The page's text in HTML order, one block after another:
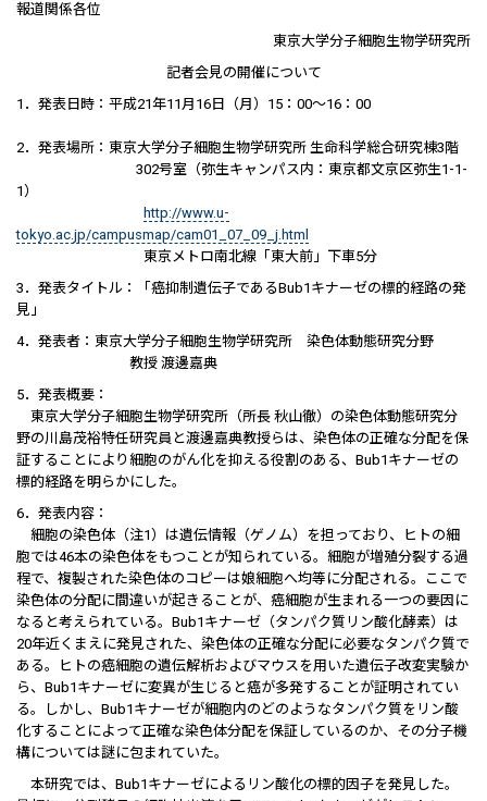
報道関係各位
東京大学分子細胞生物学研究所
記者会見の開催について
1．発表日時：平成21年11月16日（月）15：00～16：00
2．発表場所：東京大学分子細胞生物学研究所 生命科学総合研究棟3階
302号室（弥生キャンパス内：東京都文京区弥生1-1-
1）
http://www.u-
tokyo.ac.jp/campusmap/cam01_07_09_j.html
東京メトロ南北線「東大前」下車5分
3．発表タイトル：「癌抑制遺伝子であるBub1キナーゼの標的経路の発
見｣
4．発表者：東京大学分子細胞生物学研究所 染色体動態研究分野
教授 渡邊嘉典
5．発表概要：
東京大学分子細胞生物学研究所（所長 秋山徹）の染色体動態研究分
野の川島茂裕特任研究員と渡邊嘉典教授らは、染色体の正確な分配を保
証することにより細胞のがん化を抑える役割のある、Bub1キナーゼの
標的経路を明らかにした。
6．発表内容：
細胞の染色体（注1）は遺伝情報（ゲノム）を担っており、ヒトの細
胞では46本の染色体をもつことが知られている。細胞が増殖分裂する過
程で、複製された染色体のコピーは娘細胞へ均等に分配される。ここで
染色体の分配に間違いが起きることが、癌細胞が生まれる一つの要因に
なると考えられている。Bub1キナーゼ（タンパク質リン酸化酵素）は
20年近くまえに発見された、染色体の正確な分配に必要なタンパク質で
ある。ヒトの癌細胞の遺伝解析およびマウスを用いた遺伝子改変実験か
ら、Bub1キナーゼに変異が生じると癌が多発することが証明されてい
る。しかし、Bub1キナーゼが細胞内のどのようなタンパク質をリン酸
化することによって正確な染色体分配を保証しているのか、その分子機
構については謎に包まれていた。
本研究では、Bub1キナーゼによるリン酸化の標的因子を発見した。